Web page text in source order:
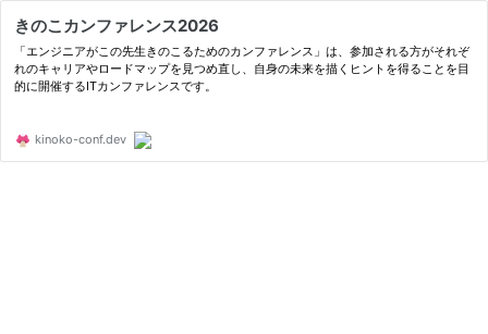
きのこカンファレンス2026
「エンジニアがこの先生きのこるためのカンファレンス」は、参加される方がそれぞ
れのキャリアやロードマップを見つめ直し、自身の未来を描くヒントを得ることを目
的に開催するITカンファレンスです。
kinoko-conf.dev